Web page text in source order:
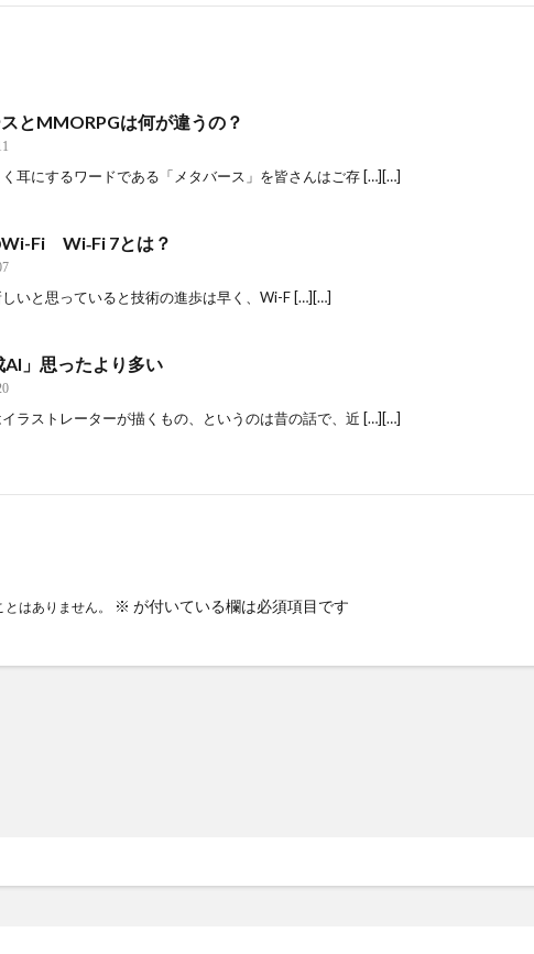
とMMORPGは何が違うの？
く耳にするワードである「メタバース」を皆さんはご存 […][…]
Fi Wi‑Fi 7とは？
いと思っていると技術の進歩は早く、Wi-F […][…]
AI」思ったより多い
ラストレーターが描くもの、というのは昔の話で、近 […][…]
はありません。 ※ が付いている欄は必須項目です